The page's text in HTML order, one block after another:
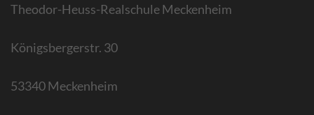
Theodor-Heuss-Realschule Meckenheim
Königsbergerstr. 30
53340 Meckenheim